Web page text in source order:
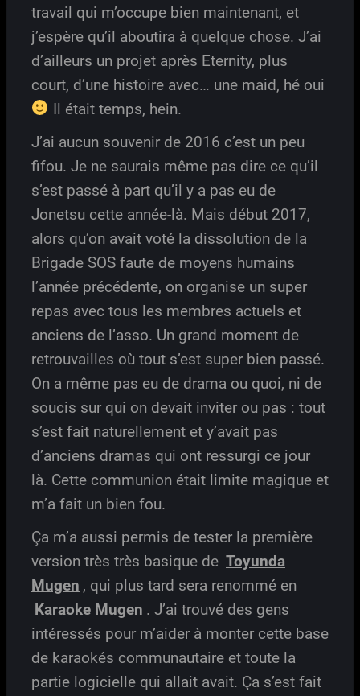
travail qui m’occupe bien maintenant, et
j’espère qu’il aboutira à quelque chose. J’ai
d’ailleurs un projet après Eternity, plus
court, d’une histoire avec… une maid, hé oui
Il était temps, hein.
J’ai aucun souvenir de 2016 c’est un peu
fifou. Je ne saurais même pas dire ce qu’il
s’est passé à part qu’il y a pas eu de
Jonetsu cette année-là. Mais début 2017,
alors qu’on avait voté la dissolution de la
Brigade SOS faute de moyens humains
l’année précédente, on organise un super
repas avec tous les membres actuels et
anciens de l’asso. Un grand moment de
retrouvailles où tout s’est super bien passé.
On a même pas eu de drama ou quoi, ni de
soucis sur qui on devait inviter ou pas : tout
s’est fait naturellement et y’avait pas
d’anciens dramas qui ont ressurgi ce jour
là. Cette communion était limite magique et
m’a fait un bien fou.
Ça m’a aussi permis de tester la première
version très très basique de Toyunda
Mugen , qui plus tard sera renommé en
Karaoke Mugen . J’ai trouvé des gens
intéressés pour m’aider à monter cette base
de karaokés communautaire et toute la
partie logicielle qui allait avait. Ça s’est fait